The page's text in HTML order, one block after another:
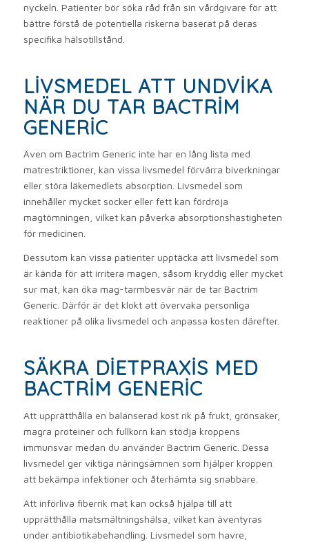
nyckeln. Patienter bör söka råd från sin vårdgivare för att
bättre förstå de potentiella riskerna baserat på deras
specifika hälsotillstånd.
LIVSMEDEL ATT UNDVIKA
NÄR DU TAR BACTRIM
GENERIC
Även om Bactrim Generic inte har en lång lista med
matrestriktioner, kan vissa livsmedel förvärra biverkningar
eller störa läkemedlets absorption. Livsmedel som
innehåller mycket socker eller fett kan fördröja
magtömningen, vilket kan påverka absorptionshastigheten
för medicinen.
Dessutom kan vissa patienter upptäcka att livsmedel som
är kända för att irritera magen, såsom kryddig eller mycket
sur mat, kan öka mag-tarmbesvär när de tar Bactrim
Generic. Därför är det klokt att övervaka personliga
reaktioner på olika livsmedel och anpassa kosten därefter.
SÄKRA DIETPRAXIS MED
BACTRIM GENERIC
Att upprätthålla en balanserad kost rik på frukt, grönsaker,
magra proteiner och fullkorn kan stödja kroppens
immunsvar medan du använder Bactrim Generic. Dessa
livsmedel ger viktiga näringsämnen som hjälper kroppen
att bekämpa infektioner och återhämta sig snabbare.
Att införliva fiberrik mat kan också hjälpa till att
upprätthålla matsmältningshälsa, vilket kan äventyras
under antibiotikabehandling. Livsmedel som havre,